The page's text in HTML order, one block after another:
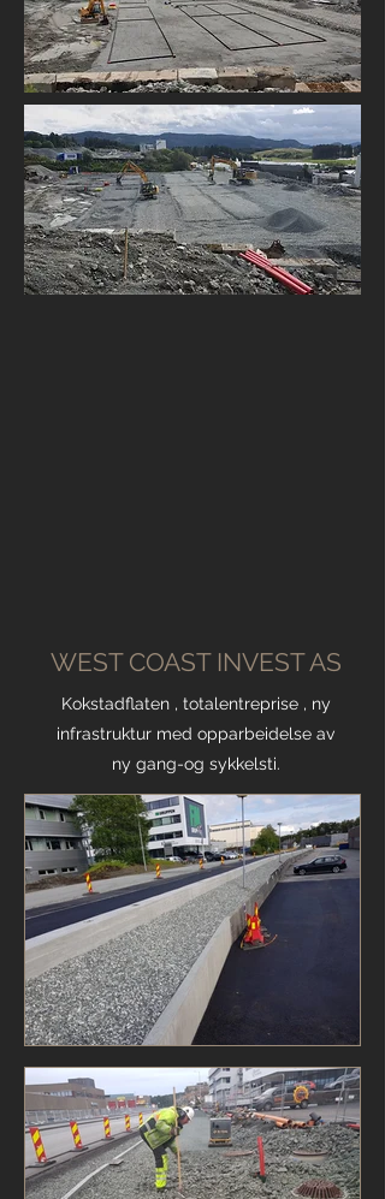
WEST COAST INVEST AS
Kokstadflaten , totalentreprise , ny
infrastruktur med opparbeidelse av
ny gang-og sykkelsti.